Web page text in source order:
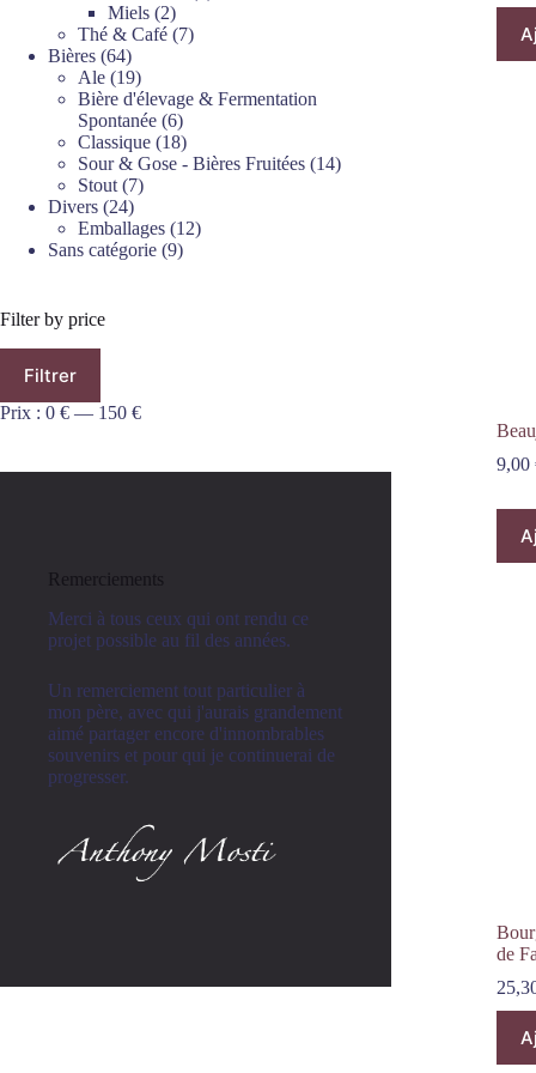
9,00
de
Miels 22
produits
Thé & Café 77
Bières 6464
produits
Ale 1919
produits
Bière d'élevage & Fermentation
Spontanée 66
produits
Classique 1818
produits
Sour & Gose - Bières Fruitées 1414
Stout 77
Divers 2424
produits
Emballages 1212
Sans catégorie 99
Filter by price
min
maxFiltrer
Prix : 0 € — 150 €
Remerciements
Merci à tous ceux qui ont rendu ce
projet possible au fil des années.
Un remerciement tout particulier à
mon père, avec qui j'aurais grandement
aimé partager encore d'innombrables
souvenirs et pour qui je continuerai de
progresser.